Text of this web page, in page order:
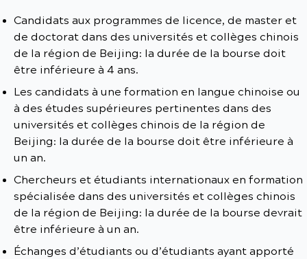
Candidats aux programmes de licence, de master et
de doctorat dans des universités et collèges chinois
de la région de Beijing: la durée de la bourse doit
être inférieure à 4 ans.
Les candidats à une formation en langue chinoise ou
à des études supérieures pertinentes dans des
universités et collèges chinois de la région de
Beijing: la durée de la bourse doit être inférieure à
un an.
Chercheurs et étudiants internationaux en formation
spécialisée dans des universités et collèges chinois
de la région de Beijing: la durée de la bourse devrait
être inférieure à un an.
Échanges d’étudiants ou d’étudiants ayant apporté